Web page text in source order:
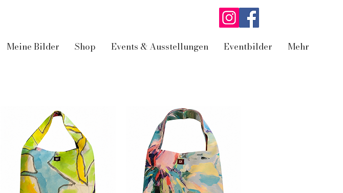
Meine Bilder Shop Events & Ausstellungen Eventbilder Mehr